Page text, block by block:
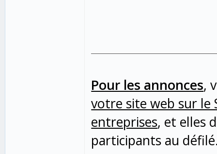
Pour les annonces,
votre site web sur le
entreprises, et elles
participants au